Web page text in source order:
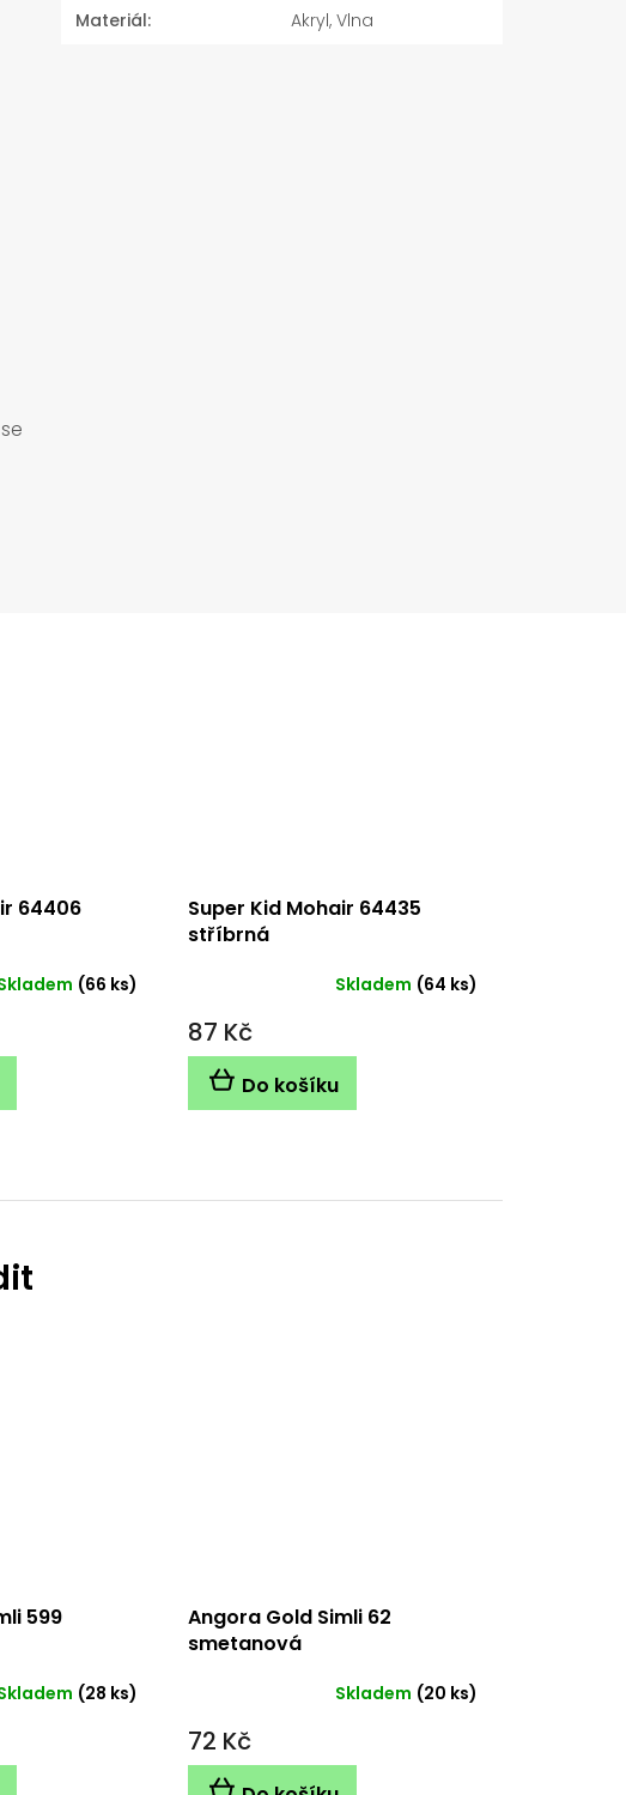
599
(28 ks)
Angora Gold Simli 62
smetanová
Skladem (20 ks)
72 Kč
Materiál: Akryl, Vlna
64406
(66 ks)
Super Kid Mohair 64435
stříbrná
Skladem (64 ks)
87 Kč
Do košíku